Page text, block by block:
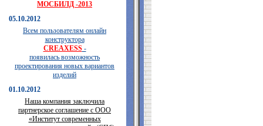
МОСБИЛД -2013
05.10.2012
Всем пользователям онлайн
конструктора
CREAXESS-
появилась возможность
проектирования новых вариантов
изделий
01.10.2012
Наша компания заключила
партнерское соглашение с ООО
«Институт современных